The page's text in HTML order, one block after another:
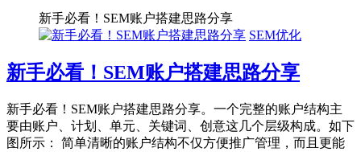
新手必看！SEM账户搭建思路分享
SEM优化
新手必看！SEM账户搭建思路分享
新手必看！SEM账户搭建思路分享。一个完整的账户结构主
要由账户、计划、单元、关键词、创意这几个层级构成。如下
图所示： 简单清晰的账户结构不仅方便推广管理，而且更能